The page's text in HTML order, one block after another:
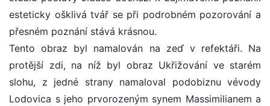
esteticky ošklivá tvář se při podrobném pozorování a
přesném poznání stává krásnou.
Tento obraz byl namalován na zeď v refektáři. Na
protější zdi, na níž byl obraz Ukřižování ve starém
slohu, z jedné strany namaloval podobiznu vévody
Lodovica s jeho prvorozeným synem Massimilianem a